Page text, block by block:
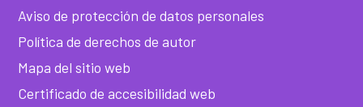
Aviso de protección de datos personales
Política de derechos de autor
Mapa del sitio web
Certificado de accesibilidad web